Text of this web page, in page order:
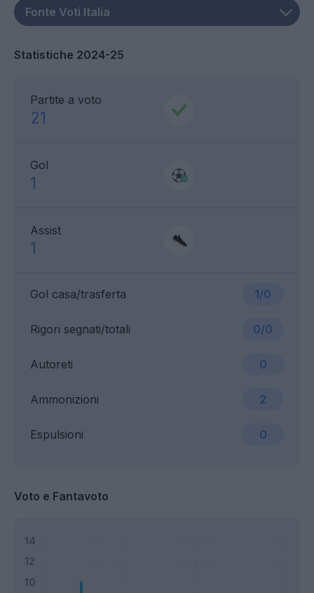
Statistiche 2024-25
Partite a voto
21
Gol
1
Assist
1
Gol casa/trasferta 1/0
Ammonizioni 2
Rigori segnati/totali 0/0
Espulsioni 0
Autoreti 0
Voto e Fantavoto